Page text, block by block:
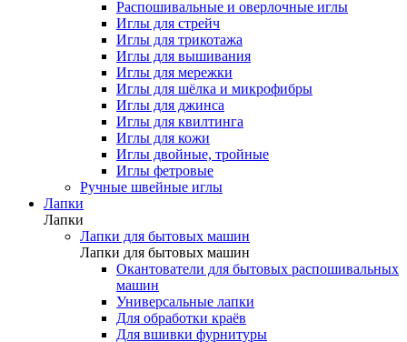
Распошивальные и оверлочные иглы
Иглы для стрейч
Иглы для трикотажа
Иглы для вышивания
Иглы для мережки
Иглы для шёлка и микрофибры
Иглы для джинса
Иглы для квилтинга
Иглы для кожи
Иглы двойные, тройные
Иглы фетровые
Ручные швейные иглы
Лапки
Лапки
Лапки для бытовых машин
Лапки для бытовых машин
Окантователи для бытовых распошивальных
машин
Универсальные лапки
Для обработки краёв
Для вшивки фурнитуры